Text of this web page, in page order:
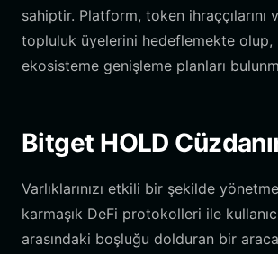
sahiptir. Platform, token ihraççılarını
topluluk üyelerini hedeflemekte olup,
ekosisteme genişleme planları
Bitget HOLD
Varlıklarınızı etkili bir şekilde
karmaşık DeFi protokolleri ile
arasındaki boşluğu dolduran bir araca